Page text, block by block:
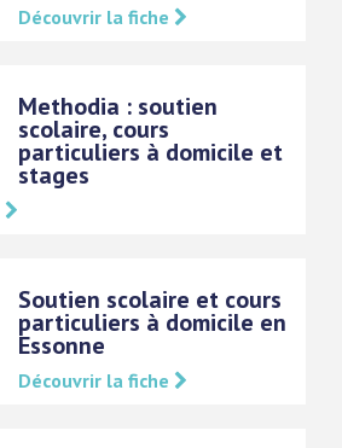
Découvrir la fiche
Methodia : soutien
scolaire, cours
particuliers à domicile et
stages
Soutien scolaire et cours
particuliers à domicile en
Essonne
Découvrir la fiche